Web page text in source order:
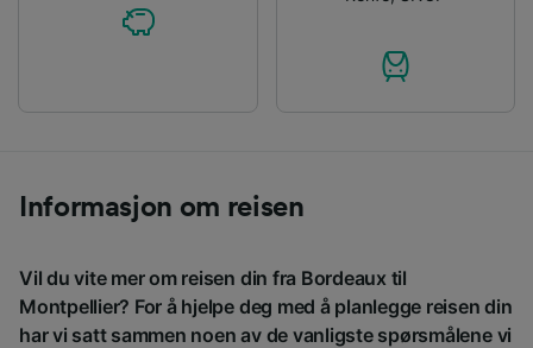
Informasjon om reisen
Vil du vite mer om reisen din fra Bordeaux til
Montpellier? For å hjelpe deg med å planlegge reisen din
har vi satt sammen noen av de vanligste spørsmålene vi